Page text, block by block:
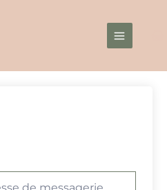
Menu